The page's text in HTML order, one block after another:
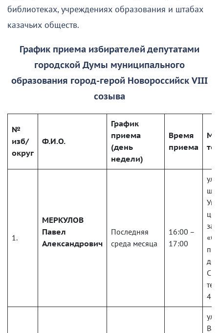
библиотеках, учреждениях образования и штабах
казачьих обществ.
График приема избирателей депутатами
городской Думы муниципального
образования город-герой Новороссийск VIII
созыва
№
изб/
округ
Ф.И.О.
График
приема
(день
недели)
Время
приема
1.
МЕРКУЛОВ
Павел
Александрович
Последняя
среда месяца
16:00 –
17:00
ул.
ул.